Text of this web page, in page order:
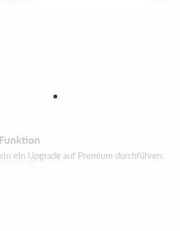
ein Upgrade auf Premium durchführen.